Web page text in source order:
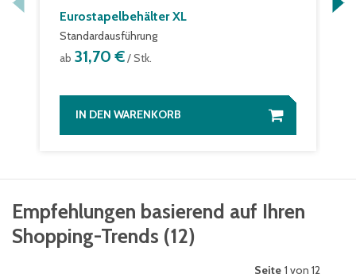
Eurostapelbehälter XL
Standardausführung
ab 31,70 €/ Stk.
IN DEN WARENKORB
Empfehlungen basierend auf Ihren
Shopping-Trends (12)
Seite 1 von 12